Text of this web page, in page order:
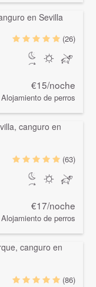
(26)
€15/noche
Alojamiento de perros
(63)
€17/noche
Alojamiento de perros
(86)